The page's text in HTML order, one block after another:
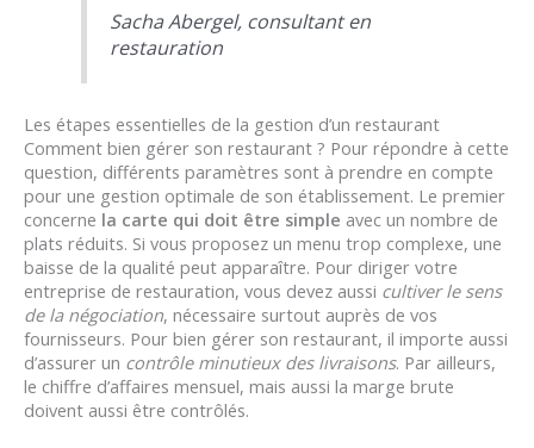
Sacha Abergel, consultant en
restauration
Les étapes essentielles de la gestion d’un restaurant
Comment bien gérer son restaurant ? Pour répondre à cette
question, différents paramètres sont à prendre en compte
pour une gestion optimale de son établissement. Le premier
concerne la carte qui doit être simple avec un nombre de
plats réduits. Si vous proposez un menu trop complexe, une
baisse de la qualité peut apparaître. Pour diriger votre
entreprise de restauration, vous devez aussi cultiver le sens
de la négociation, nécessaire surtout auprès de vos
fournisseurs. Pour bien gérer son restaurant, il importe aussi
d’assurer un contrôle minutieux des livraisons. Par ailleurs,
le chiffre d’affaires mensuel, mais aussi la marge brute
doivent aussi être contrôlés.